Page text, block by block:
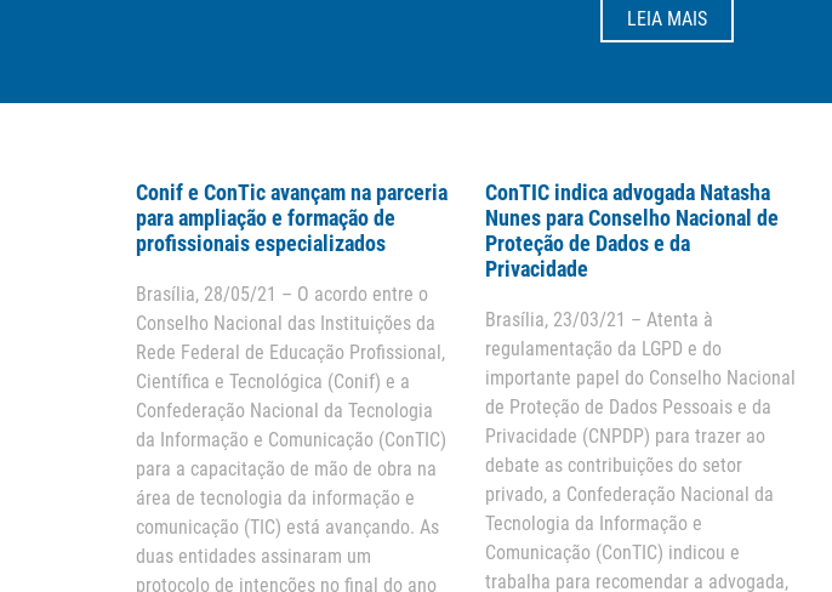
LEIA MAIS
Conif e ConTic avançam na parceria
para ampliação e formação de
profissionais especializados
Brasília, 28/05/21 – O acordo entre o
Conselho Nacional das Instituições da
Rede Federal de Educação Profissional,
Científica e Tecnológica (Conif) e a
Confederação Nacional da Tecnologia
da Informação e Comunicação (ConTIC)
para a capacitação de mão de obra na
área de tecnologia da informação e
comunicação (TIC) está avançando. As
duas entidades assinaram um
protocolo de intenções no final do ano
ConTIC indica advogada Natasha
Nunes para Conselho Nacional de
Proteção de Dados e da
Privacidade
Brasília, 23/03/21 – Atenta à
regulamentação da LGPD e do
importante papel do Conselho Nacional
de Proteção de Dados Pessoais e da
Privacidade (CNPDP) para trazer ao
debate as contribuições do setor
privado, a Confederação Nacional da
Tecnologia da Informação e
Comunicação (ConTIC) indicou e
trabalha para recomendar a advogada,